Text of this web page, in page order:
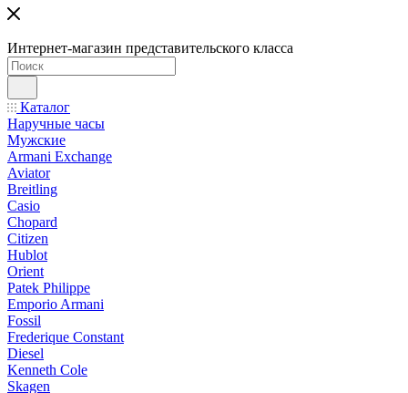
Интернет-магазин представительского класса
Каталог
Наручные часы
Мужские
Armani Exchange
Aviator
Breitling
Casio
Chopard
Citizen
Hublot
Orient
Patek Philippe
Emporio Armani
Fossil
Frederique Constant
Diesel
Kenneth Cole
Skagen